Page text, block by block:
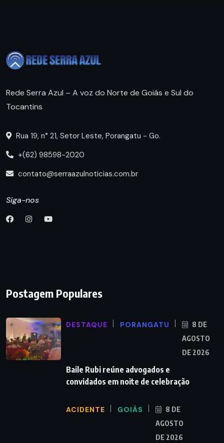
Rede Serra Azul – A voz do Norte de Goiás e Sul do
Tocantins
Rua 19, n° 21, Setor Leste, Porangatu - Go.
+(62) 98598-2020
contato@serraazulnoticias.com.br
Siga-nos
Postagem Populares
DESTAQUE PORANGATU
8 DE
AGOSTO
DE 2026
Baile Rubi reúne advogados e
convidados em noite de celebração
ACIDENTE GOIÁS
8 DE
AGOSTO
DE 2026